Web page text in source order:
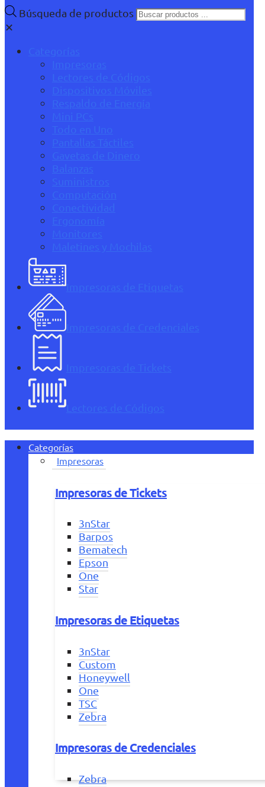
Búsqueda de productos
✕
Categorías
Impresoras
Lectores de Códigos
Dispositivos Móviles
Respaldo de Energía
Mini PCs
Todo en Uno
Pantallas Táctiles
Gavetas de Dinero
Balanzas
Suministros
Computación
Conectividad
Ergonomía
Monitores
Maletines y Mochilas
Impresoras de Etiquetas
Impresoras de Credenciales
Impresoras de Tickets
Lectores de Códigos
Categorías
Impresoras
Impresoras de Tickets
3nStar
Barpos
Bematech
Epson
One
Star
Impresoras de Etiquetas
3nStar
Custom
Honeywell
One
TSC
Zebra
Impresoras de Credenciales
Zebra